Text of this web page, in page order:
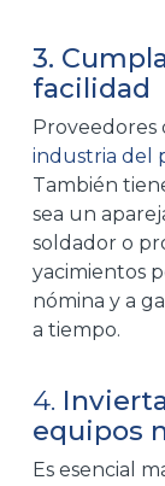
3.
facilidad
Proveedores
industria del
También
sea un
soldador o
yacimientos
nómina y a
a tiempo.
4.
equipos
Es esencial